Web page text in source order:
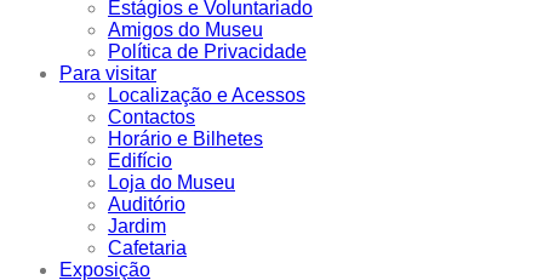
Estágios e Voluntariado
Amigos do Museu
Política de Privacidade
Para visitar
Localização e Acessos
Contactos
Horário e Bilhetes
Edifício
Loja do Museu
Auditório
Jardim
Cafetaria
Exposição